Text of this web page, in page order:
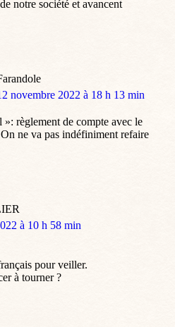
notre société et avancent
novembre 2022 à 18 h 13 min
»: règlement de compte avec le
ne va pas indéfiniment refaire
à 10 h 58 min
pour veiller.
à tourner ?